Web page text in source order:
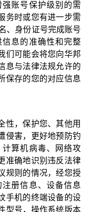
账号保护级别的需
务时或您有进一步需
、身份证号完成账号
息的准确性和完整
们可能会将您向华邦
息与法律法规允许的
保存的您的对应信息
性，保护您、其他用
侵害，更好地预防钓
算机病毒、网络攻
准确地识别违反法律
规则的情况，经您授
册信息、设备信息
手机的终端设备的设
型号，操作系统版本